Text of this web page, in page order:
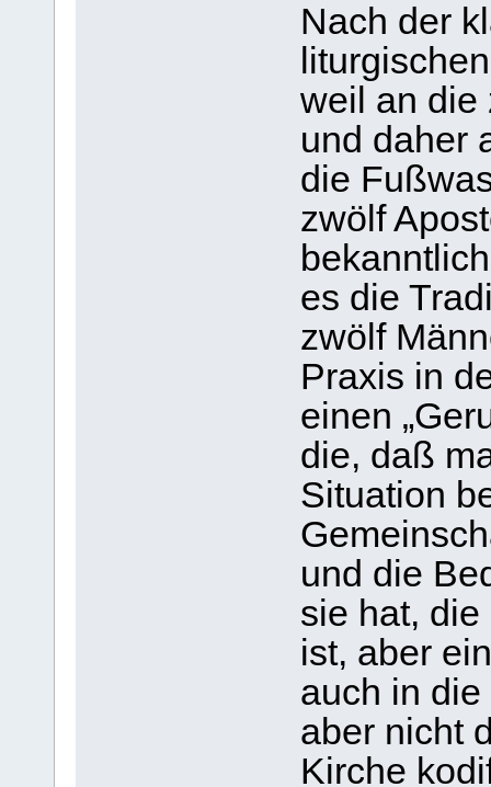
Nach der
weil an die
und daher
die
zwölf
es die
zwölf
Praxis in
einen
die, daß
Situation
und die
sie hat,
ist, aber
auch in
aber nicht
Kirche